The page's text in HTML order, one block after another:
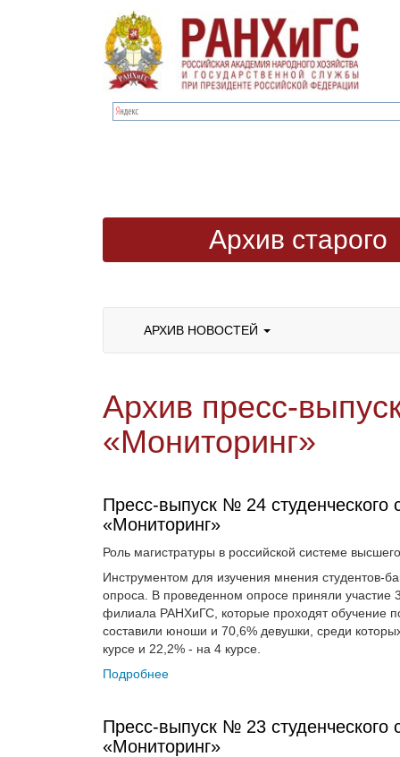
Архив старого
АРХИВ НОВОСТЕЙ
Архив пресс-
«Мониторинг»
Пресс-выпуск № 24 студенческого
«Мониторинг»
Роль магистратуры в российской системе
Инструментом для изучения мнения студентов-
опроса. В проведенном опросе приняли участие
филиала РАНХиГС, которые проходят обучение
составили юноши и 70,6% девушки, среди
курсе и 22,2% - на 4 курсе.
Подробнее
Пресс-выпуск № 23 студенческого
«Мониторинг»